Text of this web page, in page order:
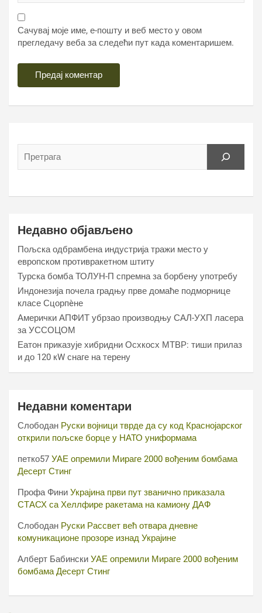
Сачувај моје име, е-пошту и веб место у овом
прегледачу веба за следећи пут када коментаришем.
Недавно објављено
Пољска одбрамбена индустрија тражи место у
европском противракетном штиту
Турска бомба ТОЛУН-П спремна за борбену употребу
Индонезија почела градњу прве домаће подморнице
класе Сцорпèне
Амерички АПФИТ убрзао производњу САЛ-УХП ласера
за УССОЦОМ
Еатон приказује хибридни Осхкосх МТВР: тиши прилаз
и до 120 кW снаге на терену
Недавни коментари
Слободан Руски војници тврде да су код Краснојарског
открили пољске борце у НАТО униформама
петко57 УАЕ опремили Мираге 2000 вођеним бомбама
Десерт Стинг
Профа Фини Украјина први пут званично приказала
СТАСХ са Хеллфире ракетама на камиону ДАФ
Слободан Руски Рассвет већ отвара дневне
комуникационе прозоре изнад Украјине
Алберт Бабински УАЕ опремили Мираге 2000 вођеним
бомбама Десерт Стинг